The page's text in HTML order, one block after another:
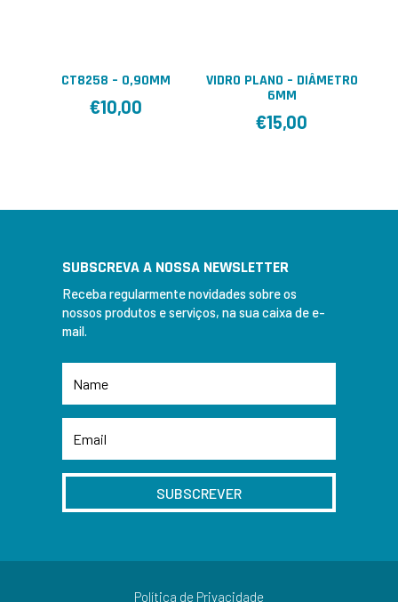
CT8258 – 0,90MM
€10,00
VIDRO PLANO – DIÂMETRO
6MM
€15,00
SUBSCREVA A NOSSA NEWSLETTER
Receba regularmente novidades sobre os
nossos produtos e serviços, na sua caixa de e-
mail.
SUBSCREVER
Política de Privacidade